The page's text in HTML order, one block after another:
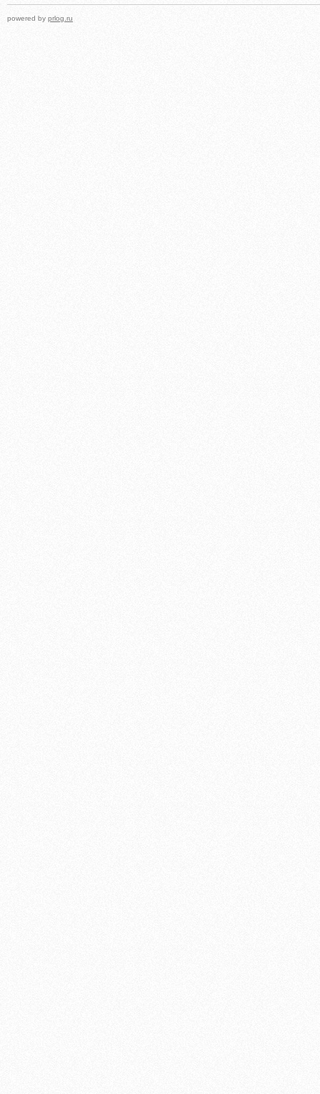
powered by prlog.ru